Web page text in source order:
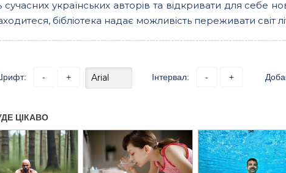
сучасних українських авторів та відкривати для себе
бібліотека надає можливість переживати світ
- + Інтервал: - +